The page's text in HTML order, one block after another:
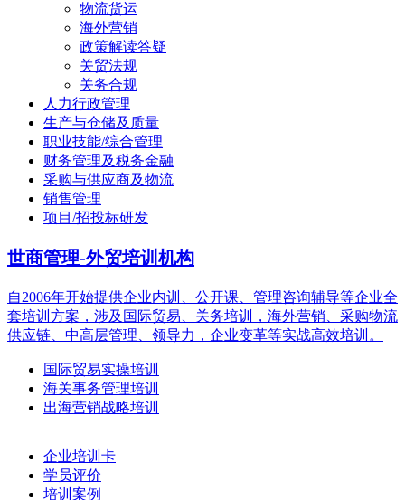
物流货运
海外营销
政策解读答疑
关贸法规
关务合规
人力行政管理
生产与仓储及质量
职业技能/综合管理
财务管理及税务金融
采购与供应商及物流
销售管理
项目/招投标研发
世商管理-外贸培训机构
自2006年开始提供企业内训、公开课、管理咨询辅导等企业全
套培训方案，涉及国际贸易、关务培训，海外营销、采购物流
供应链、中高层管理、领导力，企业变革等实战高效培训。
国际贸易实操培训
海关事务管理培训
出海营销战略培训
企业培训卡
学员评价
培训案例